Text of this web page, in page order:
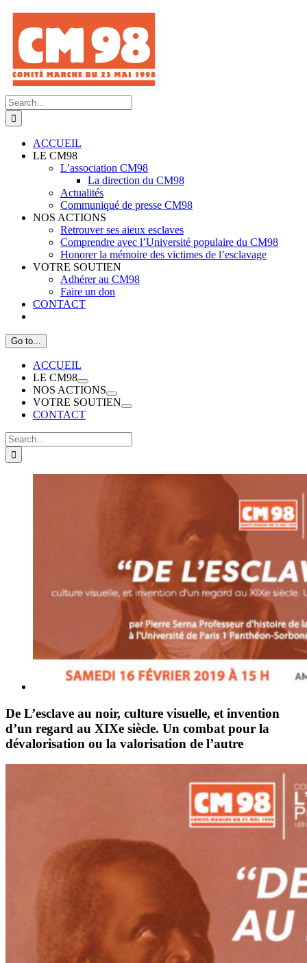
Skip
content
Search
for:
ACCUEIL
LE CM98
L’association CM98
La direction du CM98
Actualités
Communiqué de presse CM98
NOS ACTIONS
Retrouver ses aieux esclaves
Comprendre avec l’Université populaire du CM98
Honorer la mémoire des victimes de l’esclavage
VOTRE SOUTIEN
Adhérer au CM98
Faire un don
CONTACT
Go to...
ACCUEIL
LE CM98
NOS ACTIONS
VOTRE SOUTIEN
CONTACT
Search
for:
De L’esclave au noir, culture visuelle, et invention
d’un regard au XIXe siècle. Un combat pour la
dévalorisation ou la valorisation de l’autre